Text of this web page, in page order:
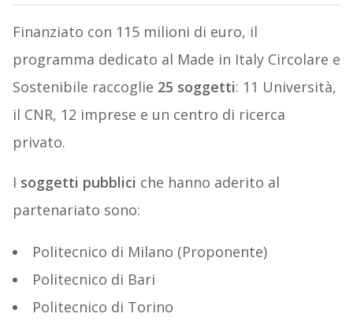
Finanziato con 115 milioni di euro, il
programma dedicato al Made in Italy Circolare e
Sostenibile raccoglie 25 soggetti: 11 Università,
il CNR, 12 imprese e un centro di ricerca
privato.
I soggetti pubblici che hanno aderito al
partenariato sono:
Politecnico di Milano (Proponente)
Politecnico di Bari
Politecnico di Torino